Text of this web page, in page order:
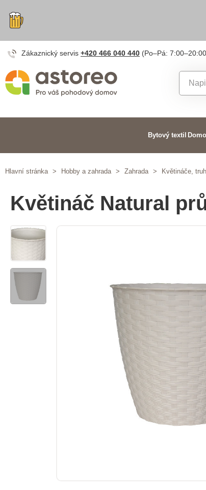
Zákaznický servis +420 466 040 440 (Po–Pá:
Bytový textil
Hlavní stránka > Hobby a zahrada > Zahrada > Květináče,
Květináč Natural